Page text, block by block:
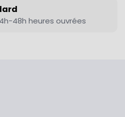
48h heures ouvrées